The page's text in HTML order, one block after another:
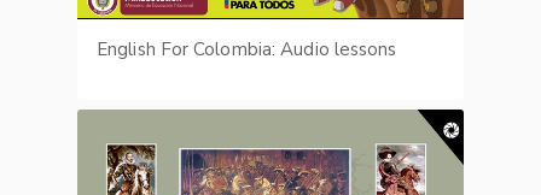
English For Colombia: Audio lessons